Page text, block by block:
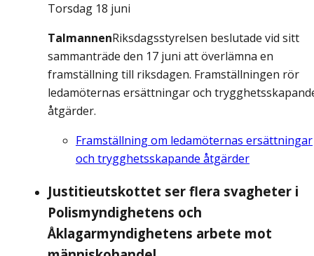
Torsdag 18 juni
TalmannenRiksdagsstyrelsen beslutade vid sitt
sammanträde den 17 juni att överlämna en
framställning till riksdagen. Framställningen rör
ledamöternas ersättningar och
åtgärder.
Framställning om ledamöternas ersättningar
och trygghetsskapande åtgärder
Justitieutskottet ser flera svagheter i
Polismyndighetens och
Åklagarmyndighetens arbete mot